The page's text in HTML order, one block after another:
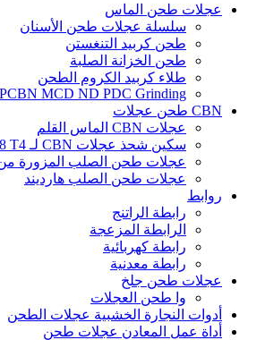
عجلات طحن الماس
سلسلة عجلات طحن الأسنان
طحن كربيد التنغستن
طحن الخزانة الصلبة
طلاء كربيد الكروم الطحن
PCBN MCD ND PDC Grinding
CBN طحن عجلات
عجلات CBN الماس القلم
سكين شحذ عجلات CBN لـ Tormek T7 T8 T4
عجلات طحن الصلب المزورة من
عجلات طحن الصلب هارديند
روابط
رابطة الراتنج
الرابطة المزعجة
رابطة كهربائية
رابطة معدنية
عجلات طحن جلخ
وا طحن العجلات
أدوات النجارة الخشبية عجلات الطحن
أداة عمل المعادن عجلات طحن